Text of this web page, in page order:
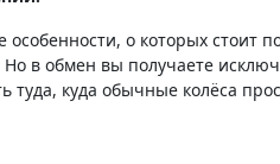
особенности, о которых стоит
в обмен вы получаете
куда обычные колёса